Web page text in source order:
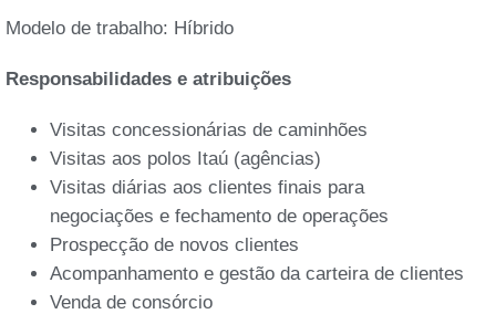
Modelo de trabalho: Híbrido
Responsabilidades e atribuições
Visitas concessionárias de caminhões
Visitas aos polos Itaú (agências)
Visitas diárias aos clientes finais para
negociações e fechamento de operações
Prospecção de novos clientes
Acompanhamento e gestão da carteira de clientes
Venda de consórcio